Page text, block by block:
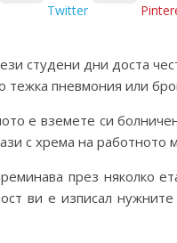
Twitter
студени дни доста
тежка пневмония или
е вземете си
с хрема на работното
през няколко
ви е изписал